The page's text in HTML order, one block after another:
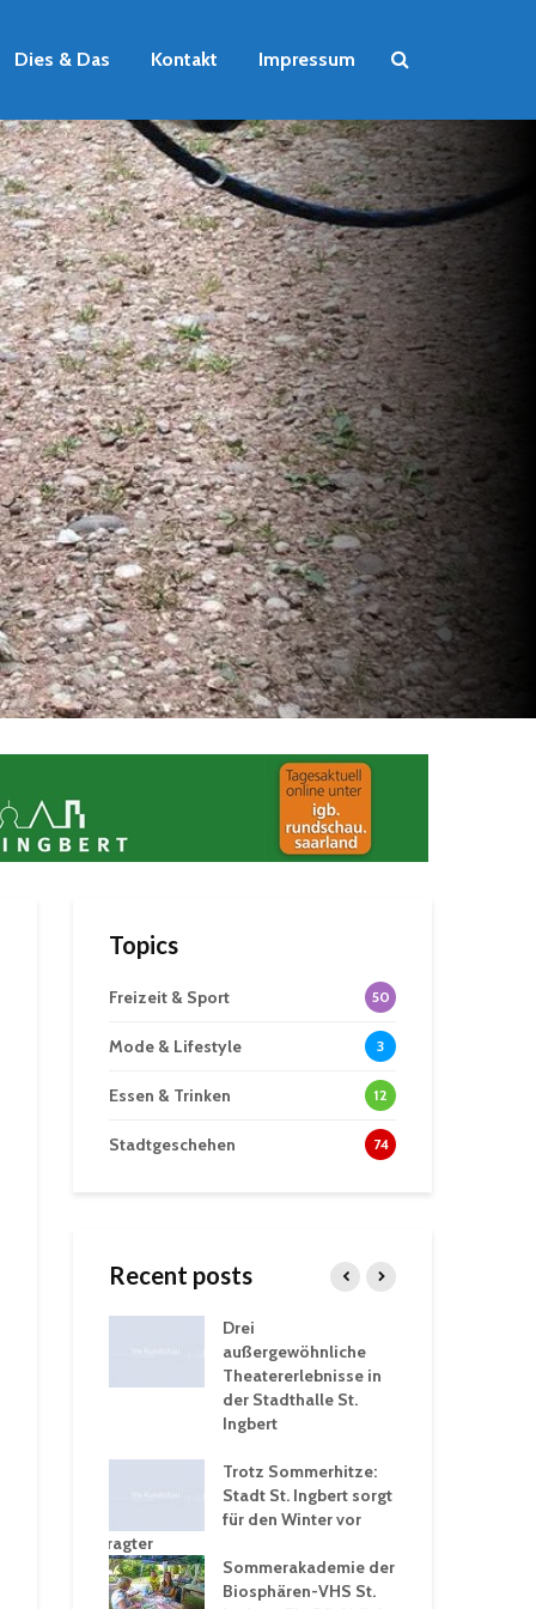
Dies & Das Kontakt Impressum
Topics
Freizeit & Sport 50
Mode & Lifestyle 3
Essen & Trinken 12
Stadtgeschehen 74
Recent posts
für
Drei
außergewöhnliche
Theatererlebnisse in
der Stadthalle St.
Ingbert
Trotz Sommerhitze:
Stadt St. Ingbert sorgt
für den Winter vor
Sommerakademie der
Biosphären-VHS St.